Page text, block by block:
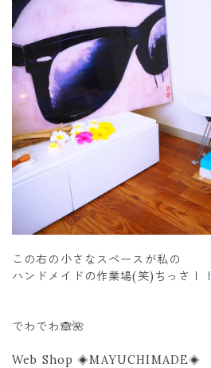
この右の小さなスペースが私の
ハンドメイドの作業場(笑)ちっさ！！
でわでわ🙈🌺
Web Shop ◈MAYUCHIMADE◈